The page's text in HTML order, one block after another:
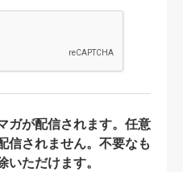
ガが配信されます。任意
信されません。不要なも
ただけます。